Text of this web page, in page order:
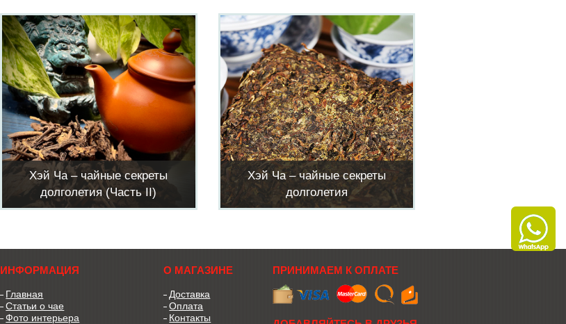
Хэй Ча – чайные секреты
долголетия (Часть II)
Хэй Ча – чайные секреты
долголетия
ИНФОРМАЦИЯ
Главная
Статьи о чае
Фото интерьера
О МАГАЗИНЕ
Доставка
Оплата
Контакты
ПРИНИМАЕМ К ОПЛАТЕ